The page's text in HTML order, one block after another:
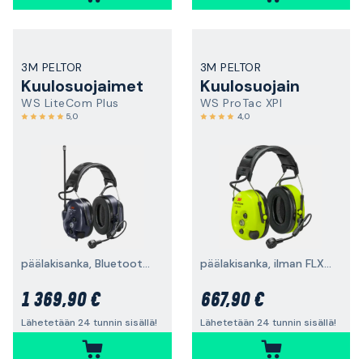
3M PELTOR
Kuulosuojaimet
WS LiteCom Plus
5,0
päälakisanka, Bluetooth®, kaksisuuntainen radiopuhelin, 16 kanavaa (PMR446 MHz) ja 121 alikanavaa
1 369,90 €
Lähetetään 24 tunnin sisällä!
3M PELTOR
Kuulosuojain
WS ProTac XPI
4,0
päälakisanka, ilman FLX2-tuloa
667,90 €
Lähetetään 24 tunnin sisällä!